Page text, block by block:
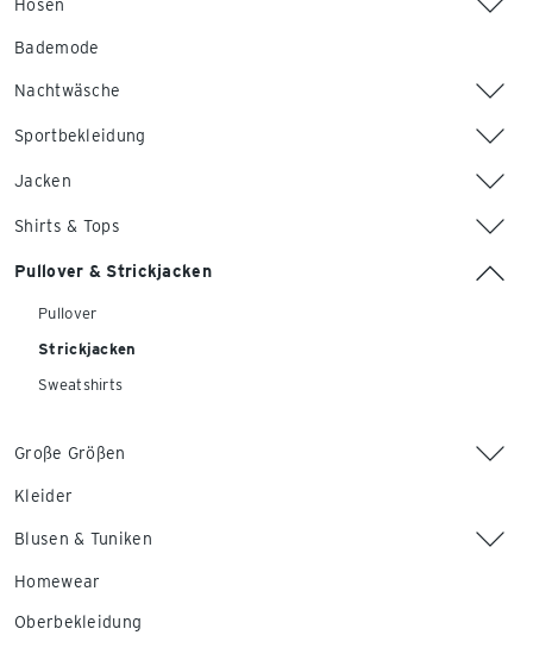
Hosen
Bademode
Nachtwäsche
Sportbekleidung
Jacken
Shirts & Tops
Pullover & Strickjacken
Pullover
Strickjacken
Sweatshirts
Große Größen
Kleider
Blusen & Tuniken
Homewear
Oberbekleidung